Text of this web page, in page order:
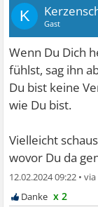
K Gast
Wenn Du Dich
fühlst, sag ihn
Du bist keine
wie Du bist.
Vielleicht
wovor Du da
12.02.2024 09:22 •
x 2